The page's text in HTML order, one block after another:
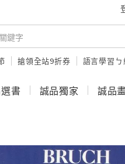
搶領全站9折券 語言學習ㄅ
書 誠品獨家 誠品